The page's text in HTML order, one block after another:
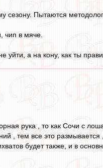
Пытаются
чип в мяче.
уйти, а на кону, как ты
рука , то как Сочи с
, тем все это
будет также, и в